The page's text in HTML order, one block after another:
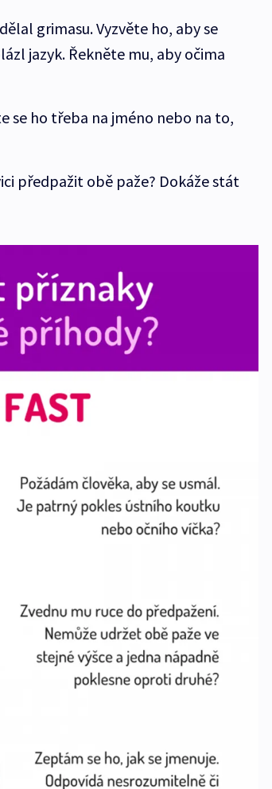
grimasu. Vyzvěte ho, aby se
jazyk. Řekněte mu, aby očima
se ho třeba na jméno nebo na to,
předpažit obě paže? Dokáže stát